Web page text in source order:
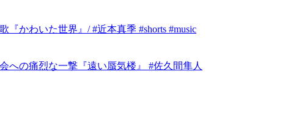
かわいた世界』/ #近本真季 #shorts #music
への痛烈な一撃『遠い蜃気楼』 #佐久間隼人